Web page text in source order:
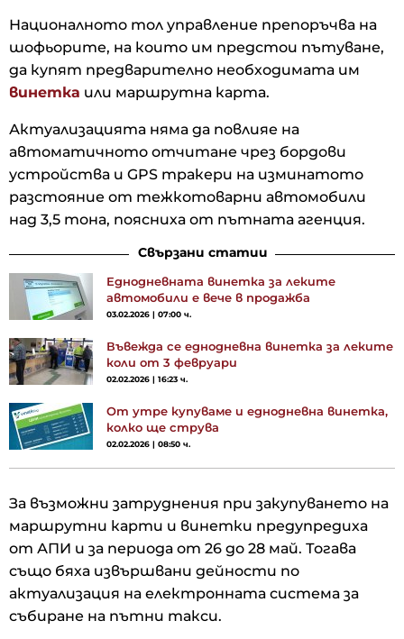
Националното тол управление препоръчва на
шофьорите, на които им предстои пътуване,
да купят предварително необходимата им
винетка или маршрутна карта.
Актуализацията няма да повлияе на
автоматичното отчитане чрез бордови
устройства и GPS тракери на изминатото
разстояние от тежкотоварни автомобили
над 3,5 тона, поясниха от пътната агенция.
Свързани статии
Еднодневната винетка за леките
автомобили е вече в продажба
03.02.2026 | 07:00 ч.
Въвежда се еднодневна винетка за леките
коли от 3 февруари
02.02.2026 | 16:23 ч.
От утре купуваме и еднодневна винетка,
колко ще струва
02.02.2026 | 08:50 ч.
За възможни затруднения при закупуването на
маршрутни карти и винетки предупредиха
от АПИ и за периода от 26 до 28 май. Тогава
също бяха извършвани дейности по
актуализация на електронната система за
събиране на пътни такси.